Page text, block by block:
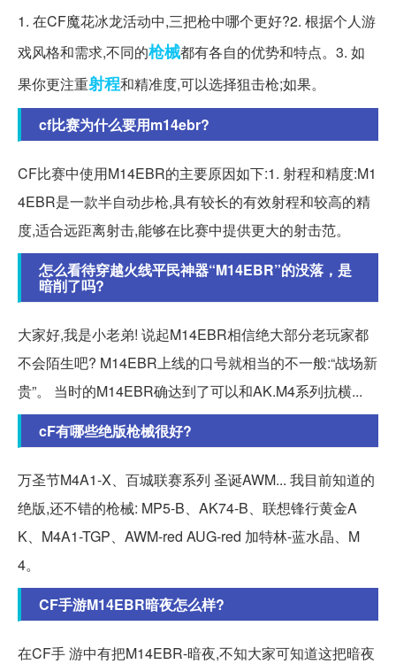
1. 在CF魔花冰龙活动中,三把枪中哪个更好?2. 根据个人游
戏风格和需求,不同的枪械都有各自的优势和特点。3. 如
果你更注重射程和精准度,可以选择狙击枪;如果。
cf比赛为什么要用m14ebr?
CF比赛中使用M14EBR的主要原因如下:1. 射程和精度:M1
4EBR是一款半自动步枪,具有较长的有效射程和较高的精
度,适合远距离射击,能够在比赛中提供更大的射击范。
怎么看待穿越火线平民神器“M14EBR”的没落，是
暗削了吗?
大家好,我是小老弟! 说起M14EBR相信绝大部分老玩家都
不会陌生吧? M14EBR上线的口号就相当的不一般:“战场新
贵”。 当时的M14EBR确达到了可以和AK.M4系列抗横...
cF有哪些绝版枪械很好?
万圣节M4A1-X、百城联赛系列 圣诞AWM... 我目前知道的
绝版,还不错的枪械: MP5-B、AK74-B、联想锋行黄金A
K、M4A1-TGP、AWM-red AUG-red 加特林-蓝水晶、M
4。
CF手游M14EBR暗夜怎么样?
在CF手 游中有把M14EBR-暗夜,不知大家可知道这把暗夜